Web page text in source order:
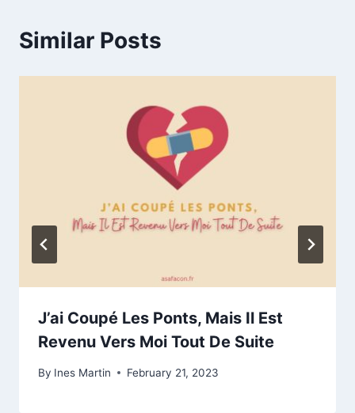
Similar Posts
J’ai Coupé Les Ponts, Mais Il Est
Revenu Vers Moi Tout De Suite
By Ines Martin February 21, 2023